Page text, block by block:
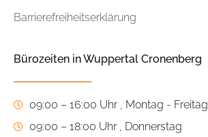
Barrierefreiheitserklärung
Bürozeiten in Wuppertal Cronenberg
09:00 – 16:00 Uhr , Montag - Freitag
09:00 – 18:00 Uhr , Donnerstag